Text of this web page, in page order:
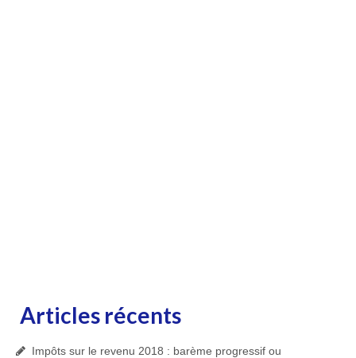
Articles récents
Impôts sur le revenu 2018 : barème progressif ou